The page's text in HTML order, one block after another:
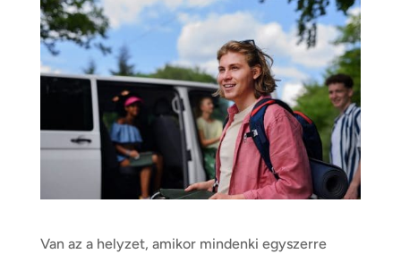
Van az a helyzet, amikor mindenki egyszerre